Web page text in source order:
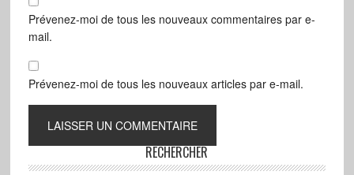
Prévenez-moi de tous les nouveaux commentaires par e-
mail.
Prévenez-moi de tous les nouveaux articles par e-mail.
RECHERCHER